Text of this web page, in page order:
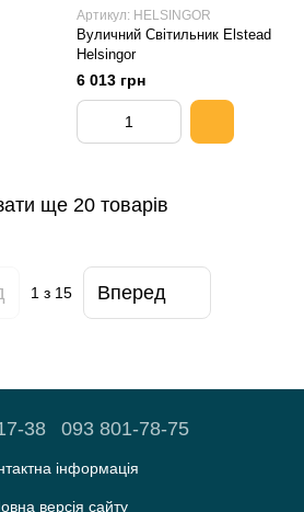
Артикул: HELSINGOR
Вуличний Світильник Elstead
Helsingor
6 013 грн
ще 20 товарів
1 з 15 Вперед
38 093 801-78-75
інформація
версія сайту